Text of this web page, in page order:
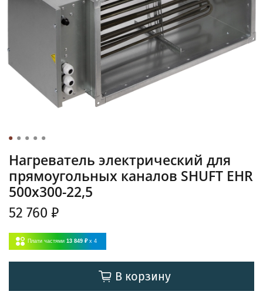
Нагреватель электрический для
прямоугольных каналов SHUFT EHR
500x300-22,5
52 760 ₽
Плати частями 13 849 ₽ x 4
В корзину